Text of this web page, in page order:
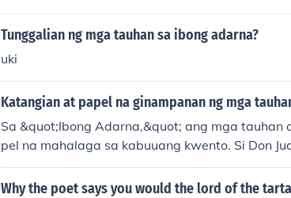
Tunggalian ng mga tauhan sa ibong adarna?
uki
Katangian at papel na ginampanan ng mga
Sa &quot;Ibong Adarna,&quot; ang mga
pel na mahalaga sa kabuuang kwento. Si Don
o ng kabutihan at katatagan, na naglalakbay
it ang pag-ibig. Si Don Pedro at Don Diego, ang
Why the poet says you would the lord of the